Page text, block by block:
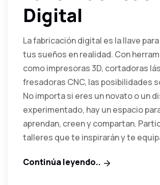
Digital
La fabricación digital es la llave
tus sueños en realidad. Con
como impresoras 3D, cortadoras
fresadoras CNC, las posibilidades
No importa si eres un novato o un
experimentado, hay un espacio
aprendan, creen y compartan.
talleres que te inspirarán y te
Continúa leyendo..